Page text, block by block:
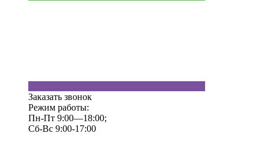
Заказать звонок
Режим работы:
Пн-Пт 9:00—18:00;
Сб-Вс 9:00-17:00